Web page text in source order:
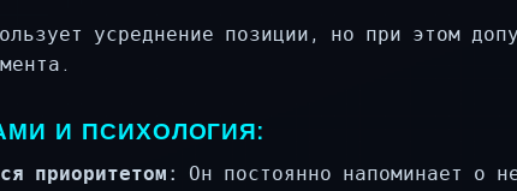
усреднение позиции, но при этом
И ПСИХОЛОГИЯ:
приоритетом:
Он постоянно напоминает о